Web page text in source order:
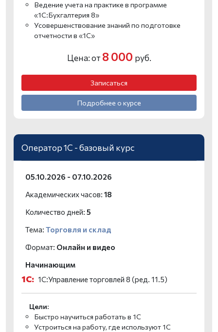
Ведение учета на практике в программе
«1С:Бухгалтерия 8»
Усовершенствование знаний по подготовке
отчетности в «1С»
Цена: от8 000 руб.
Записаться
Подробнее о курсе
Оператор 1С - базовый курс
05.10.2026 - 07.10.2026
Академических часов: 18
Количество дней: 5
Тема: Торговля и склад
Формат: Онлайн и видео
Начинающим
1С: 1С:Управление торговлей 8 (ред. 11.5)
Цели:
Быстро научиться работать в 1С
Устроиться на работу, где используют 1С